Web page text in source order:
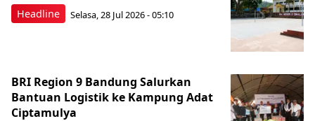
Headline Selasa, 28 Jul 2026 - 05:10
BRI Region 9 Bandung Salurkan
Bantuan Logistik ke Kampung Adat
Ciptamulya